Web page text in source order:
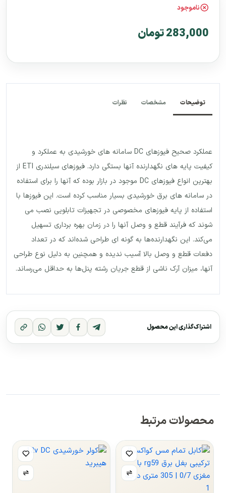
ناموجود
283,000 تومان
توضیحات مشخصات نظرات
عملکرد صحیح فیوزهای DC سامانه های خورشیدی به عملکرد و
کیفیت پایه های نگهدارنده آنها بستگی دارد. فیوزهای سیلندری ETI از
بهترین انواع فیوزهای DC موجود در بازار بوده که آنها را برای استفاده
در سامانه های برق خورشیدی بسیار مناسب کرده است. این فیوزها با
استفاده از پایه فیوزهای مخصوصی در تجهیزات تابلویی نصب می
شوند که فرآیند قطع و وصل آنها را در زمان بهره برداری تسهیل
می‌کند. این نگهدارنده‌ها به گونه ای طراحی شده‌اند که در تعداد
دفعات قطع و وصل بالا آسیب ندیده و همچنین به دلیل نوع طراحی
آنها، میزان آرک ناشی از قطع جریان رشته پنل‌ها به حداقل می‌رساند.
اشتراک‌گذاری این محصول
محصولات مرتبط